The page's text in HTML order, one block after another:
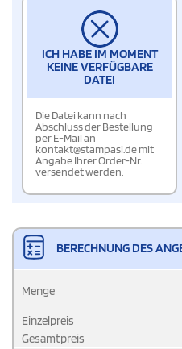
ICH HABE IM MOMENT
KEINE VERFÜGBARE
DATEI
Die Datei kann nach
Abschluss der Bestellung
per E-Mail an
kontakt@stampasi.de mit
Angabe Ihrer Order-Nr.
versendet werden.
BERECHNUNG DES
Menge
Einzelpreis
Gesamtpreis